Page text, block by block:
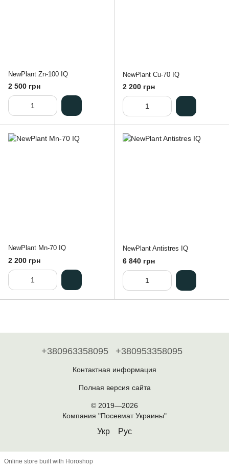
NewPlant Zn-100 IQ
2 500 грн
NewPlant Cu-70 IQ
2 200 грн
NewPlant Mn-70 IQ
2 200 грн
NewPlant Antistres IQ
6 840 грн
+380963358095 +380953358095
Контактная информация
Полная версия сайта
© 2019—2026
Компания "Посевмат Украины"
Укр Рус
Online store built with Horoshop